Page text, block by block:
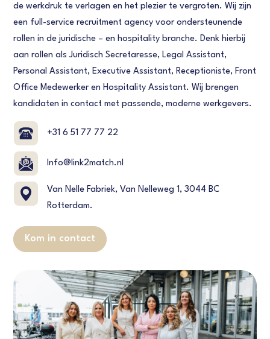
de werkdruk te verlagen en het plezier te vergroten. Wij zijn
een full-service recruitment agency voor ondersteunende
rollen in de juridische – en hospitality branche. Denk hierbij
aan rollen als Juridisch Secretaresse, Legal Assistant,
Personal Assistant, Executive Assistant, Receptioniste, Front
Office Medewerker en Hospitality Assistant. Wij brengen
kandidaten in contact met passende, moderne werkgevers.
+31 6 51 77 77 22
Info@link2match.nl
Van Nelle Fabriek, Van Nelleweg 1, 3044 BC
Rotterdam.
Kom in contact